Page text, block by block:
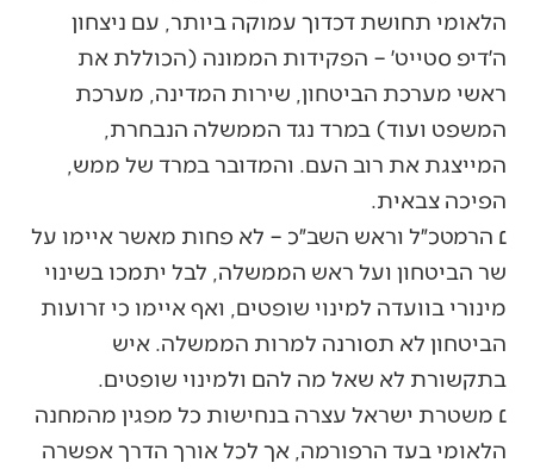
הלאומי תחושת דכדוך עמוקה ביותר, עם ניצחון
ה׳דיפ סטייט׳ – הפקידות הממונה (הכוללת את
ראשי מערכת הביטחון, שירות המדינה, מערכת
המשפט ועוד) במרד נגד הממשלה הנבחרת,
המייצגת את רוב העם. והמדובר במרד של ממש,
הפיכה צבאית.
׆ הרמטכ״ל וראש השב״כ – לא פחות מאשר איימו על
שר הביטחון ועל ראש הממשלה, לבל יתמכו בשינוי
מינורי בוועדה למינוי שופטים, ואף איימו כי זרועות
הביטחון לא תסורנה למרות הממשלה. איש
בתקשורת לא שאל מה להם ולמינוי שופטים.
׆ משטרת ישראל עצרה בנחישות כל מפגין מהמחנה
הלאומי בעד הרפורמה, אך לכל אורך הדרך אפשרה